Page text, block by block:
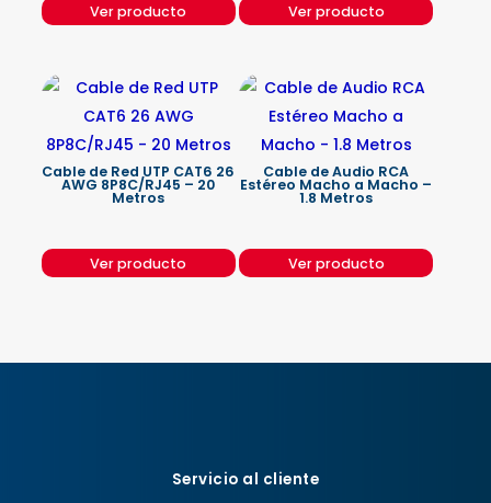
Ver producto Ver producto
Cable de Red UTP CAT6 26
AWG 8P8C/RJ45 – 20
Metros
Ver producto
Cable de Audio RCA
Estéreo Macho a Macho –
1.8 Metros
Ver producto
Servicio al cliente